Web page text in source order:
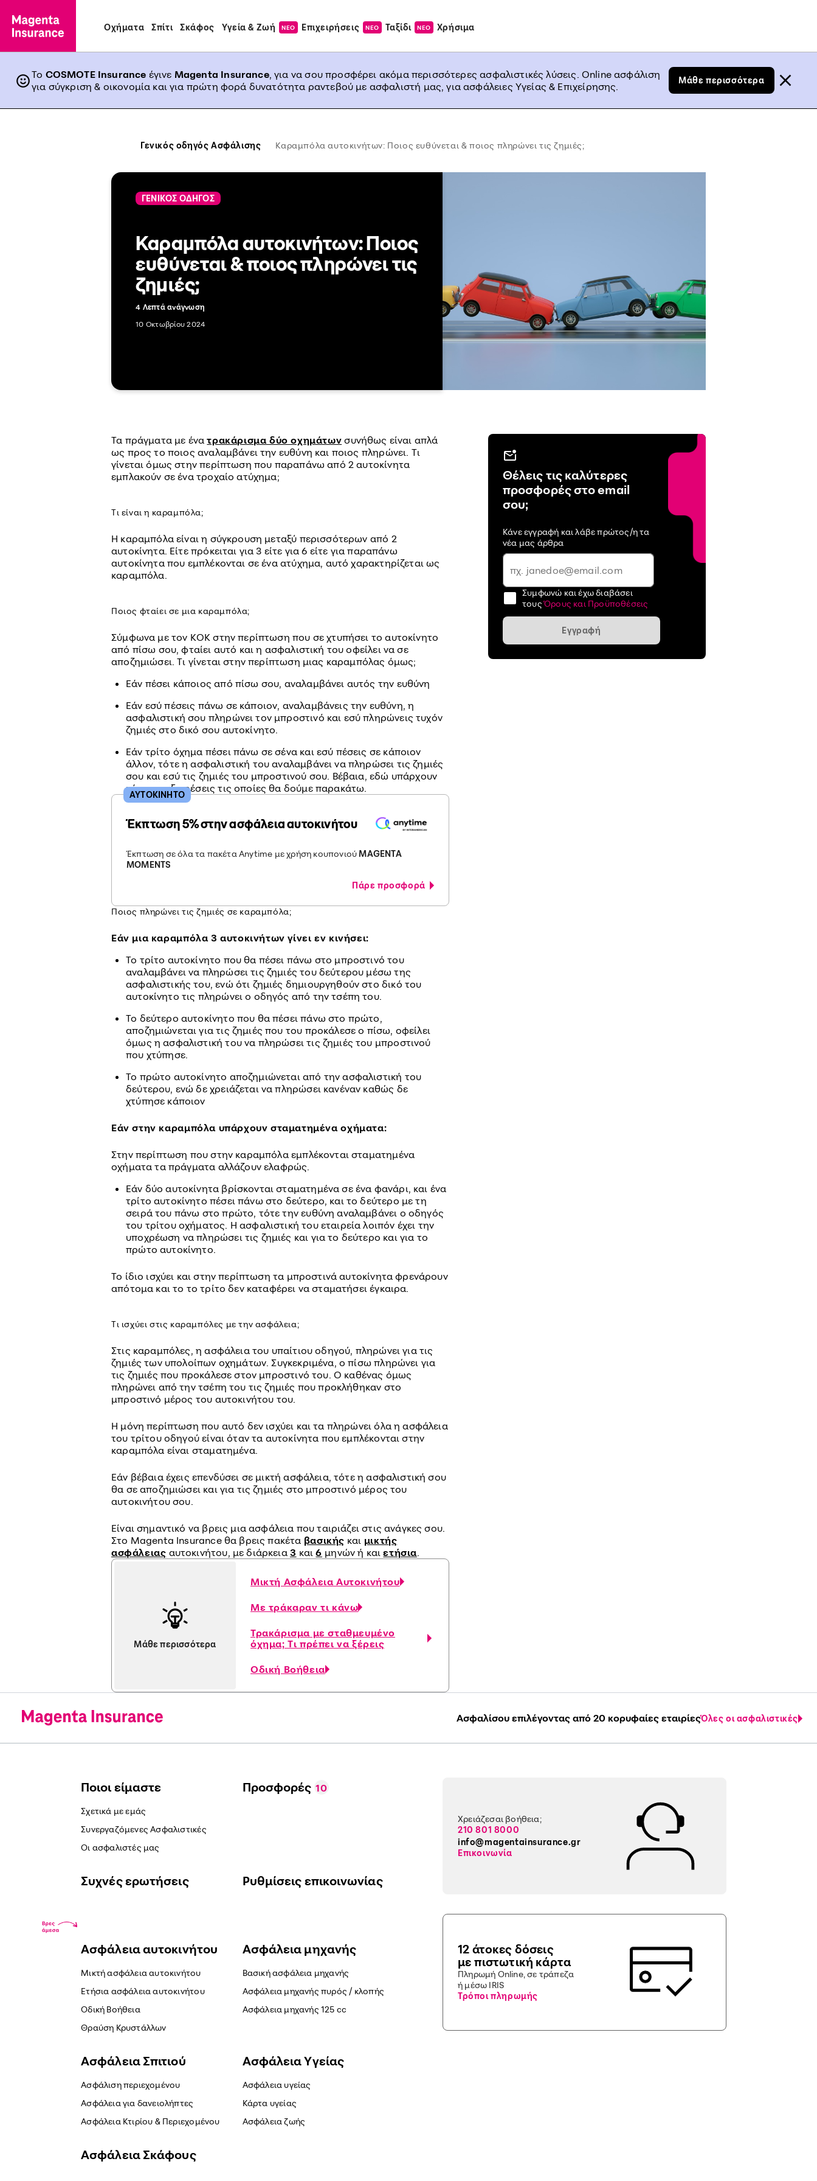
Οχήματα Σπίτι Σκάφος Υγεία & Ζωή ΝΕΟ Επιχειρήσεις ΝΕΟ Ταξίδι ΝΕΟ Χρήσιμα
Το COSMOTE Insurance έγινε Magenta Insurance, για να σου προσφέρει ακόμα περισσότερες ασφαλιστικές λύσεις. Online ασφάλιση
για σύγκριση & οικονομία και για πρώτη φορά δυνατότητα ραντεβού με ασφαλιστή μας, για ασφάλειες Υγείας & Επιχείρησης.
Μάθε περισσότερα
Γενικός οδηγός Ασφάλισης Καραμπόλα αυτοκινήτων: Ποιος ευθύνεται & ποιος πληρώνει τις ζημιές;
ΓΕΝΙΚΟΣ ΟΔΗΓΟΣ
Καραμπόλα αυτοκινήτων: Ποιος
ευθύνεται & ποιος πληρώνει τις
ζημιές;
4 Λεπτά ανάγνωση
10 Οκτωβρίου 2024
Τα πράγματα με ένατρακάρισμα δύο οχημάτων συνήθως είναι απλά
ως προς το ποιος αναλαμβάνει την ευθύνη και ποιος πληρώνει. Τι
γίνεται όμως στην περίπτωση που παραπάνω από 2 αυτοκίνητα
εμπλακούν σε ένα τροχαίο ατύχημα;
Τι είναι η καραμπόλα;
Η καραμπόλα είναι η σύγκρουση μεταξύ περισσότερων από 2
αυτοκίνητα. Είτε πρόκειται για 3 είτε για 6 είτε για παραπάνω
αυτοκίνητα που εμπλέκονται σε ένα ατύχημα, αυτό χαρακτηρίζεται ως
καραμπόλα.
Ποιος φταίει σε μια καραμπόλα;
Σύμφωνα με τον ΚΟΚ στην περίπτωση που σε χτυπήσει το αυτοκίνητο
από πίσω σου, φταίει αυτό και η ασφαλιστική του οφείλει να σε
αποζημιώσει. Τι γίνεται στην περίπτωση μιας καραμπόλας όμως;
Εάν πέσει κάποιος από πίσω σου, αναλαμβάνει αυτός την ευθύνη
Εάν εσύ πέσεις πάνω σε κάποιον, αναλαμβάνεις την ευθύνη, η
ασφαλιστική σου πληρώνει τον μπροστινό και εσύ πληρώνεις τυχόν
ζημιές στο δικό σου αυτοκίνητο.
Εάν τρίτο όχημα πέσει πάνω σε σένα και εσύ πέσεις σε κάποιον
άλλον, τότε η ασφαλιστική του αναλαμβάνει να πληρώσει τις ζημιές
σου και εσύ τις ζημιές του μπροστινού σου. Βέβαια, εδώ υπάρχουν
κάποιες εξαιρέσεις τις οποίες θα δούμε παρακάτω.
Έκπτωση 5% στην ασφάλεια αυτοκινήτου
Έκπτωση σε όλα τα πακέτα Anytime με χρήση κουπονιού MAGENTA
MOMENTS
Πάρε προσφορά
ΑΥΤΟΚΙΝΗΤΟ
Ποιος πληρώνει τις ζημιές σε καραμπόλα;
Εάν μια καραμπόλα 3 αυτοκινήτων γίνει εν κινήσει:
Το τρίτο αυτοκίνητο που θα πέσει πάνω στο μπροστινό του
αναλαμβάνει να πληρώσει τις ζημιές του δεύτερου μέσω της
ασφαλιστικής του, ενώ ότι ζημιές δημιουργηθούν στο δικό του
αυτοκίνητο τις πληρώνει ο οδηγός από την τσέπη του.
Το δεύτερο αυτοκίνητο που θα πέσει πάνω στο πρώτο,
αποζημιώνεται για τις ζημιές που του προκάλεσε ο πίσω, οφείλει
όμως η ασφαλιστική του να πληρώσει τις ζημιές του μπροστινού
που χτύπησε.
Το πρώτο αυτοκίνητο αποζημιώνεται από την ασφαλιστική του
δεύτερου, ενώ δε χρειάζεται να πληρώσει κανέναν καθώς δε
χτύπησε κάποιον
Εάν στην καραμπόλα υπάρχουν σταματημένα οχήματα:
Στην περίπτωση που στην καραμπόλα εμπλέκονται σταματημένα
οχήματα τα πράγματα αλλάζουν ελαφρώς.
Εάν δύο αυτοκίνητα βρίσκονται σταματημένα σε ένα φανάρι, και ένα
τρίτο αυτοκίνητο πέσει πάνω στο δεύτερο, και το δεύτερο με τη
σειρά του πάνω στο πρώτο, τότε την ευθύνη αναλαμβάνει ο οδηγός
του τρίτου οχήματος. Η ασφαλιστική του εταιρεία λοιπόν έχει την
υποχρέωση να πληρώσει τις ζημιές και για το δεύτερο και για το
πρώτο αυτοκίνητο.
Το ίδιο ισχύει και στην περίπτωση τα μπροστινά αυτοκίνητα φρενάρουν
απότομα και το το τρίτο δεν καταφέρει να σταματήσει έγκαιρα.
Τι ισχύει στις καραμπόλες με την ασφάλεια;
Στις καραμπόλες, η ασφάλεια του υπαίτιου οδηγού, πληρώνει για τις
ζημιές των υπολοίπων οχημάτων. Συγκεκριμένα, ο πίσω πληρώνει για
τις ζημιές που προκάλεσε στον μπροστινό του. Ο καθένας όμως
πληρώνει από την τσέπη του τις ζημιές που προκλήθηκαν στο
μπροστινό μέρος του αυτοκινήτου του.
Η μόνη περίπτωση που αυτό δεν ισχύει και τα πληρώνει όλα η ασφάλεια
του τρίτου οδηγού είναι όταν τα αυτοκίνητα που εμπλέκονται στην
καραμπόλα είναι σταματημένα.
Εάν βέβαια έχεις επενδύσει σε μικτή ασφάλεια, τότε η ασφαλιστική σου
θα σε αποζημιώσει και για τις ζημιές στο μπροστινό μέρος του
αυτοκινήτου σου.
Είναι σημαντικό να βρεις μια ασφάλεια που ταιριάζει στις ανάγκες σου.
Στο Magenta Insurance θα βρεις πακέτα βασικής και μικτής
ασφάλειας αυτοκινήτου, με διάρκεια 3 και6 μηνών ή καιετήσια.
Μάθε περισσότερα
Μικτή Ασφάλεια Αυτοκινήτου
Με τράκαραν τι κάνω
Τρακάρισμα με σταθμευμένο
όχημα; Τι πρέπει να ξέρεις
Οδική Βοήθεια
Θέλεις τις καλύτερες
προσφορές στο email
σου;
Κάνε εγγραφή και λάβε πρώτος/η τα
νέα μας άρθρα
Συμφωνώ και έχω διαβάσει
τουςΌρους και Προϋποθέσεις
Εγγραφή
Ασφαλίσου επιλέγοντας από 20 κορυφαίες εταιρίεςΌλες οι ασφαλιστικές
Ποιοι είμαστε
Σχετικά με εμάς
Συνεργαζόμενες Ασφαλιστικές
Οι ασφαλιστές μας
Προσφορές 10
Συχνές ερωτήσεις Ρυθμίσεις επικοινωνίας
Ασφάλεια αυτοκινήτου
Μικτή ασφάλεια αυτοκινήτου
Ετήσια ασφάλεια αυτοκινήτου
Οδική Βοήθεια
Θραύση Κρυστάλλων
Ασφάλεια μηχανής
Βασική ασφάλεια μηχανής
Ασφάλεια μηχανής πυρός / κλοπής
Ασφάλεια μηχανής 125 cc
Ασφάλεια Σπιτιού
Ασφάλιση περιεχομένου
Ασφάλεια για δανειολήπτες
Ασφάλεια Κτιρίου & Περιεχομένου
Ασφάλεια Yγείας
Ασφάλεια υγείας
Κάρτα υγείας
Ασφάλεια ζωής
Ασφάλεια Σκάφους
Χρειάζεσαι βοήθεια;
210 801 8000
info@magentainsurance.gr
Επικοινωνία
12 άτοκες δόσεις
με πιστωτική κάρτα
Πληρωμή Online, σε τράπεζα
ή μέσω IRIS
Τρόποι πληρωμής